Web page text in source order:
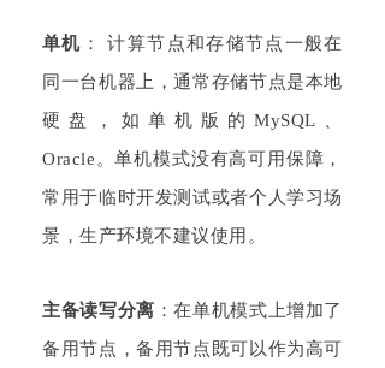
单机 ：
计算节点和存储节点一般在
同一台机器上，通常存储节点是本地
硬盘，如单机版的MySQL、
Oracle。单机模式没有高可用保障，
常用于临时开发测试或者个人学习场
景，生产环境不建议使用。
主备读写分离 ：在单机模式上增加了
备用节点，备用节点既可以作为高可